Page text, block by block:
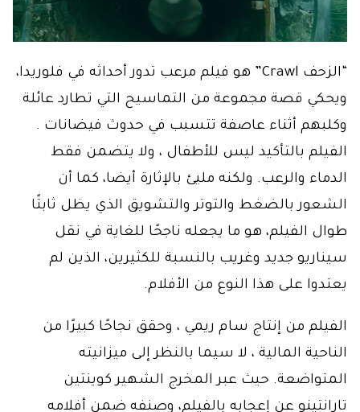
“الزحف Crawl” هو فيلم مرعب تدور أحداثه في فلوريدا،
ويحكي قصة مجموعة من التماسيح التي تطارد عائلة
وكلبهم أثناء عاصفة تتسبب في حدوث فيضانات .
الفيلم بالتأكيد ليس للأطفال ، ولا يتضمن فقط
الدماء والرعب. ولكنه مليئ بالإثارة أيضا، كما أن
الشعور بالضغط والتوتر والتشويق الذي يظل ثابتًا
طوال الفيلم، هو ما يجعله ناجحًا للغاية في نقل
سيناريو جديد وغريب بالنسبة للكثيرين، الذين لم
يعتدوا على هذا النوع من الأفلام.
الفيلم من إنتاج سام ريمي ، وحقق نجاحًا كبيرًا من
الناحية المالية ، لا سيما بالنظر إلى ميزانيته
المتواضعة. حيث عبر المخرج الشهير كوينتين
تارانتينو عن إعجابه بالفيلم، وصنفه ضمن أفلامه